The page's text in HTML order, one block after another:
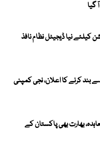
گیا
کیلئے نیا ڈیجیٹل نظام نافذ
11 اگست سے بند کرنے کا اعلان، نجی کمپنی
بھارت بھی پاکستان کے